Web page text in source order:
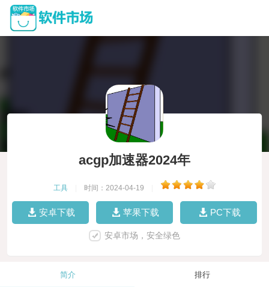
acgp加速器2024年
工具 时间：2024-04-19
安卓下载 苹果下载 PC下载
安卓市场，安全绿色
简介 排行